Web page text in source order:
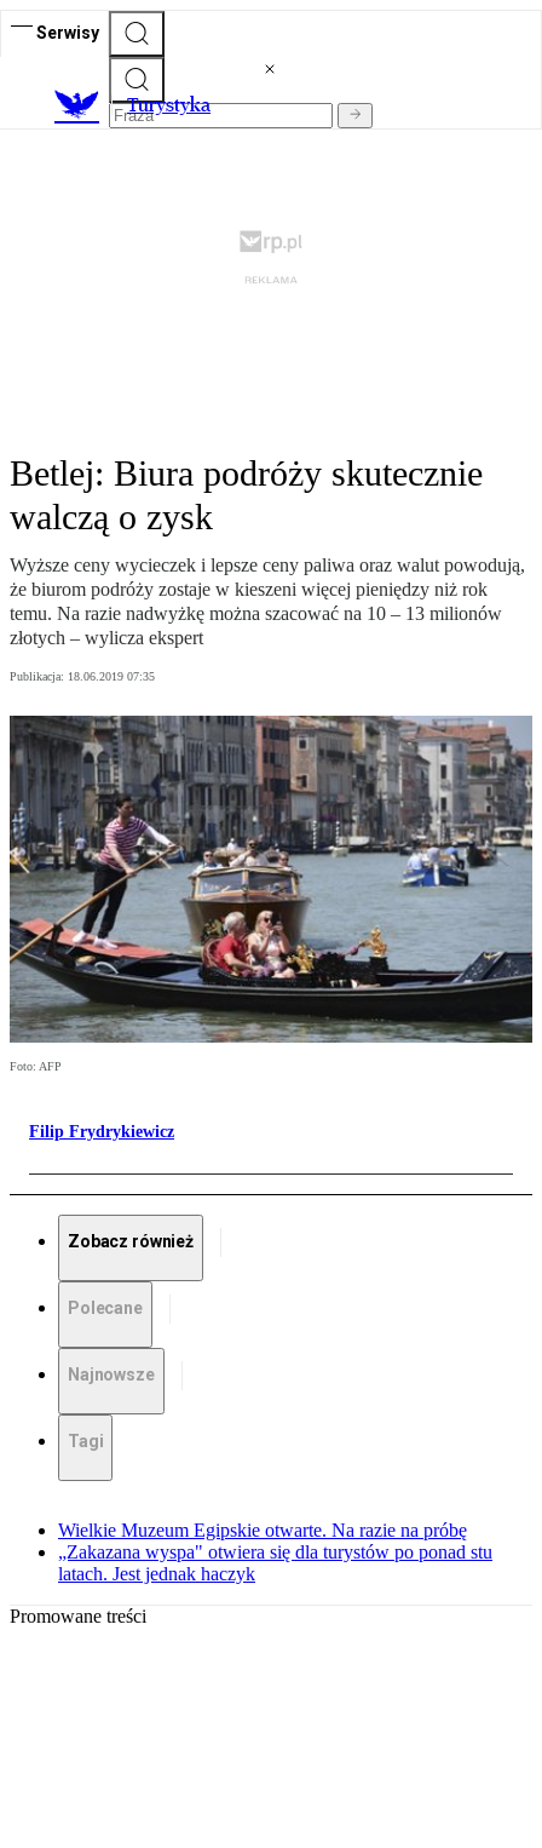
Serwisy
Turystyka
Betlej: Biura podróży skutecznie
walczą o zysk
Wyższe ceny wycieczek i lepsze ceny paliwa oraz walut powodują,
że biurom podróży zostaje w kieszeni więcej pieniędzy niż rok
temu. Na razie nadwyżkę można szacować na 10 – 13 milionów
złotych – wylicza ekspert
Publikacja: 18.06.2019 07:35
Foto: AFP
Filip Frydrykiewicz
Zobacz również
Polecane
Najnowsze
Tagi
Wielkie Muzeum Egipskie otwarte. Na razie na próbę
„Zakazana wyspa" otwiera się dla turystów po ponad stu
latach. Jest jednak haczyk
Promowane treści